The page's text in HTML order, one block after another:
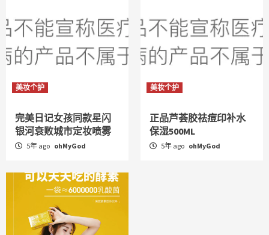
美妆个护
完美日记女孩同款星闪
银河衰败城市定妆喷雾
5年 ago ohMyGod
美妆个护
正品芦荟胶祛痘印补水
保湿500ML
5年 ago ohMyGod